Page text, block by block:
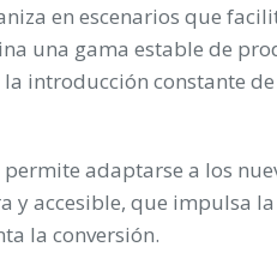
en escenarios que
una gama estable de
introducción constante
adaptarse a los
y accesible, que impulsa
la conversión.